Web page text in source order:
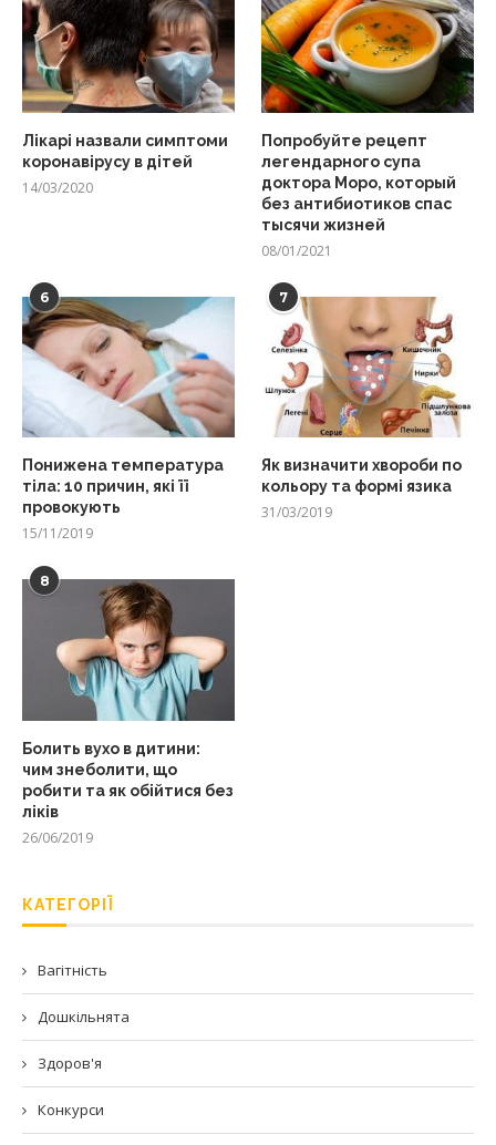
Лікарі назвали симптоми
коронавірусу в дітей
14/03/2020
Попробуйте рецепт
легендарного супа
доктора Моро, который
без антибиотиков спас
тысячи жизней
08/01/2021
6
Понижена температура
тіла: 10 причин, які її
провокують
15/11/2019
7
Як визначити хвороби по
кольору та формі язика
31/03/2019
8
Болить вухо в дитини:
чим знеболити, що
робити та як обійтися без
ліків
26/06/2019
КАТЕГОРІЇ
Вагітність
Дошкільнята
Здоров'я
Конкурси